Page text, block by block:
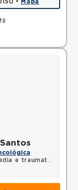
• Mapa
e traumatologia